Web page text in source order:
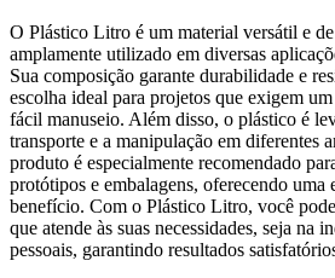
O Plástico Litro é um material versátil e
amplamente utilizado em diversas
Sua composição garante durabilidade e
escolha ideal para projetos que exigem
fácil manuseio. Além disso, o plástico é
transporte e a manipulação em diferentes
produto é especialmente recomendado
protótipos e embalagens, oferecendo uma
benefício. Com o Plástico Litro, você
que atende às suas necessidades, seja na
pessoais, garantindo resultados